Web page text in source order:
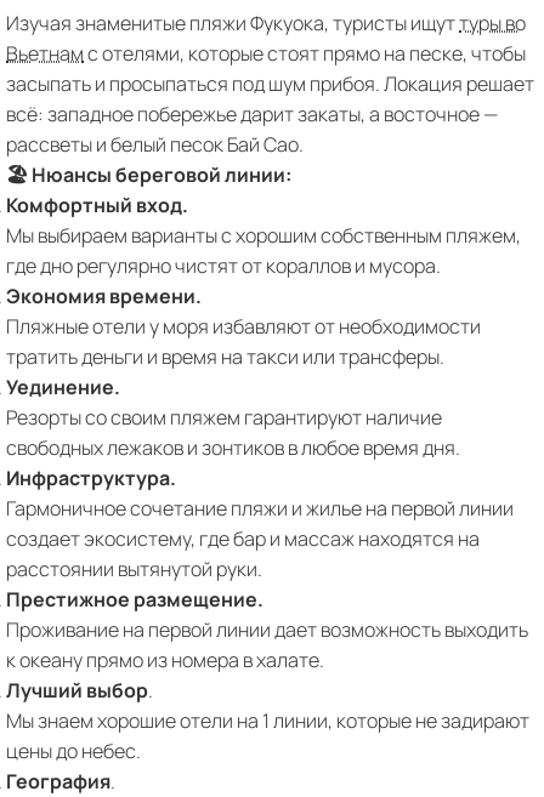
Изучая знаменитые пляжи Фукуока, туристы ищуттуры во
Вьетнамс отелями, которые стоят прямо на песке, чтобы
засыпать и просыпаться под шум прибоя. Локация решает
всё: западное побережье дарит закаты, а восточное —
рассветы и белый песок Бай Сао.
🏖 Нюансы береговой линии:
Комфортный вход.
Мы выбираем варианты с хорошим собственным пляжем,
где дно регулярно чистят от кораллов и мусора.
Экономия времени.
Пляжные отели у моря избавляют от необходимости
тратить деньги и время на такси или трансферы.
Уединение.
Резорты со своим пляжем гарантируют наличие
свободных лежаков и зонтиков в любое время дня.
Инфраструктура.
Гармоничное сочетание пляжи и жилье на первой линии
создает экосистему, где бар и массаж находятся на
расстоянии вытянутой руки.
Престижное размещение.
Проживание на первой линии дает возможность выходить
к океану прямо из номера в халате.
Лучший выбор.
Мы знаем хорошие отели на 1 линии, которые не задирают
цены до небес.
География.